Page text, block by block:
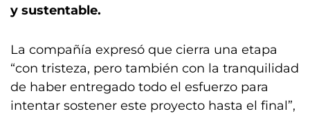
y sustentable.
La compañía expresó que cierra una etapa
“con tristeza, pero también con la tranquilidad
de haber entregado todo el esfuerzo para
intentar sostener este proyecto hasta el final”,